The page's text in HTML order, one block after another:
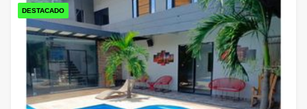
DESTACADO